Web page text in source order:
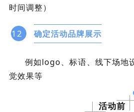
时间调整）
12 确定活动品牌展示
例如logo、标语、线下场地
觉效果等
活动前